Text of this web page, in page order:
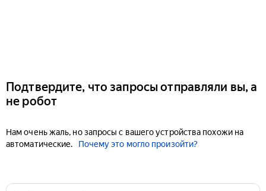
Подтвердите, что запросы отправляли вы, а
не робот
Нам очень жаль, но запросы с вашего устройства похожи на
автоматические.
Почему это могло произойти?